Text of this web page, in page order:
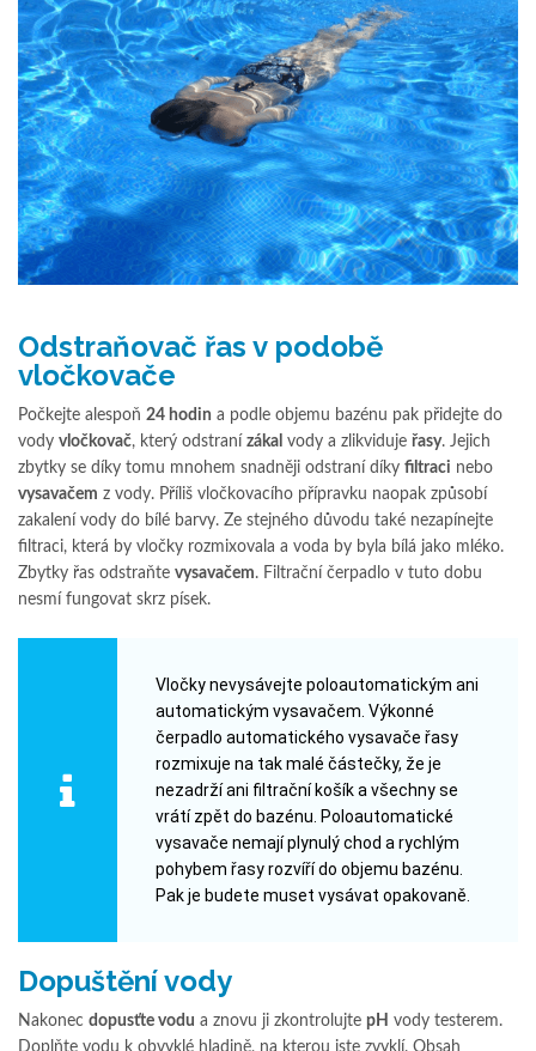
Odstraňovač řas v podobě
vločkovače
Počkejte alespoň 24 hodin a podle objemu bazénu pak přidejte do
vody vločkovač, který odstraní zákal vody a zlikviduje řasy. Jejich
zbytky se díky tomu mnohem snadněji odstraní díky filtraci nebo
vysavačem z vody. Příliš vločkovacího přípravku naopak způsobí
zakalení vody do bílé barvy. Ze stejného důvodu také nezapínejte
filtraci, která by vločky rozmixovala a voda by byla bílá jako mléko.
Zbytky řas odstraňte vysavačem. Filtrační čerpadlo v tuto dobu
nesmí fungovat skrz písek.
Vločky nevysávejte poloautomatickým ani
automatickým vysavačem. Výkonné
čerpadlo automatického vysavače řasy
rozmixuje na tak malé částečky, že je
nezadrží ani filtrační košík a všechny se
vrátí zpět do bazénu. Poloautomatické
vysavače nemají plynulý chod a rychlým
pohybem řasy rozvíří do objemu bazénu.
Pak je budete muset vysávat opakovaně.
Dopuštění vody
Nakonec dopusťte vodu a znovu ji zkontrolujte pH vody testerem.
Doplňte vodu k obvyklé hladině, na kterou jste zvyklí. Obsah